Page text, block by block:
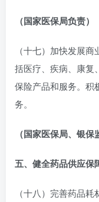
（国家医保局负责）
（十七）加快发展
括医疗、疾病、康复
保险产品和服务。积
务。
（国家医保局、银保
五、健全药品供应保
（十八）完善药品